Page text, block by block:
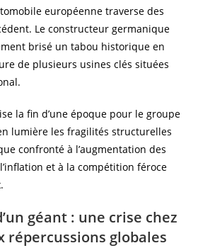
européenne traverse des
Le constructeur germanique
brisé un tabou historique en
de plusieurs usines clés situées
la fin d’une époque pour le groupe
lumière les fragilités structurelles
confronté à l’augmentation des
et à la compétition féroce
géant : une crise chez
répercussions globales